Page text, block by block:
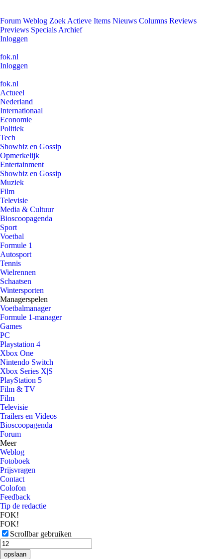
Forum Weblog Zoek Actieve Items Nieuws Columns Reviews
Previews Specials Archief
Inloggen
fok.nl
Inloggen
fok.nl
Actueel
Nederland
Internationaal
Economie
Politiek
Tech
Showbiz en Gossip
Opmerkelijk
Entertainment
Showbiz en Gossip
Muziek
Film
Televisie
Media & Cultuur
Bioscoopagenda
Sport
Voetbal
Formule 1
Autosport
Tennis
Wielrennen
Schaatsen
Wintersporten
Managerspelen
Voetbalmanager
Formule 1-manager
Games
PC
Playstation 4
Xbox One
Nintendo Switch
Xbox Series X|S
PlayStation 5
Film & TV
Film
Televisie
Trailers en Videos
Bioscoopagenda
Forum
Meer
Weblog
Fotoboek
Prijsvragen
Contact
Colofon
Feedback
Tip de redactie
FOK!
FOK!
Scrollbar gebruiken
opslaan